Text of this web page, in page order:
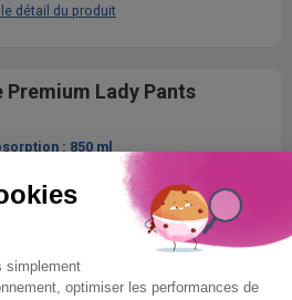
détail du produit
Lady Pants
: 850 ml
par paquet :
: Medium
de taille :
70 - 100 cm